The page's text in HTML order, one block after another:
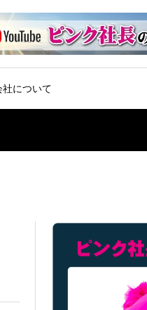
社について